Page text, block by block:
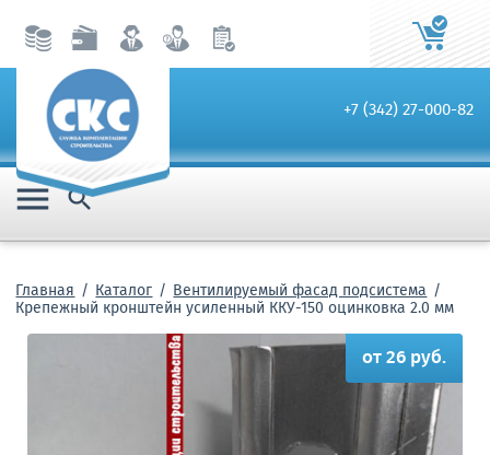
+7 (342) 27-000-82
 
Главная Каталог Вентилируемый фасад подсистема
Крепежный кронштейн усиленный ККУ-150 оцинковка 2.0 мм
от 26 руб.